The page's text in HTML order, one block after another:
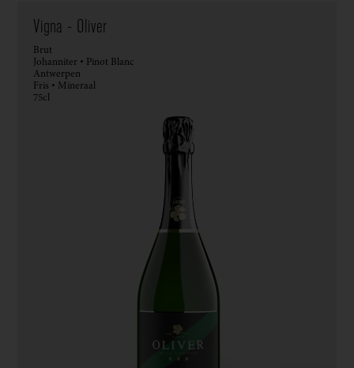
Vigna - Oliver
Brut
Johanniter • Pinot Blanc
Antwerpen
Fris • Mineraal
75cl